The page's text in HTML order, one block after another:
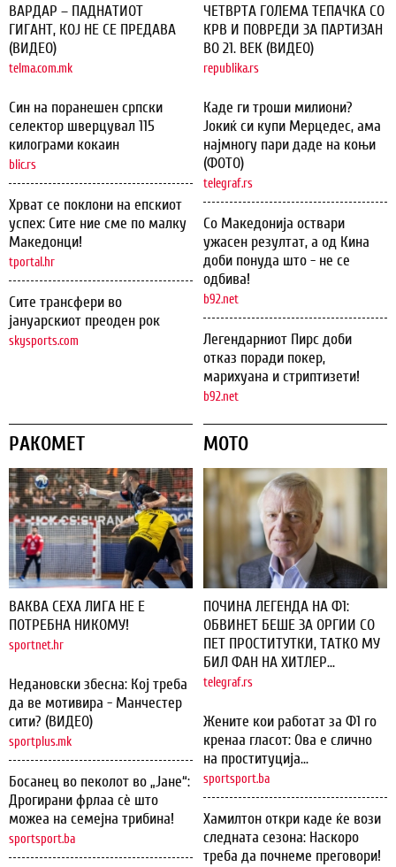
ВАРДАР – ПАДНАТИОТ
ГИГАНТ, КОЈ НЕ СЕ ПРЕДАВА
(ВИДЕО)
telma.com.mk
Син на поранешен српски
селектор шверцувал 115
килограми кокаин
blic.rs
Хрват се поклони на епскиот
успех: Сите ние сме по малку
Македонци!
tportal.hr
Сите трансфери во
јануарскиот преоден рок
skysports.com
ЧЕТВРТА ГОЛЕМА ТЕПАЧКА СО
КРВ И ПОВРЕДИ ЗА ПАРТИЗАН
ВО 21. ВЕК (ВИДЕО)
republika.rs
Каде ги троши милиони?
Јокиќ си купи Мерцедес, ама
најмногу пари даде на коњи
(ФОТО)
telegraf.rs
Со Македонија оствари
ужасен резултат, а од Кина
доби понуда што - не се
одбива!
b92.net
Легендарниот Пирс доби
отказ поради покер,
марихуана и стриптизети!
b92.net
РАКОМЕТ
ВАКВА СЕХА ЛИГА НЕ Е
ПОТРЕБНА НИКОМУ!
sportnet.hr
Недановски збесна: Кој треба
да ве мотивира - Манчестер
сити? (ВИДЕО)
sportplus.mk
Босанец во пеколот во „Јане“:
Дрогирани фрлаа сѐ што
можеа на семејна трибина!
sportsport.ba
МОТО
ПОЧИНА ЛЕГЕНДА НА Ф1:
ОБВИНЕТ БЕШЕ ЗА ОРГИИ СО
ПЕТ ПРОСТИТУТКИ, ТАТКО МУ
БИЛ ФАН НА ХИТЛЕР...
telegraf.rs
Жените кои работат за Ф1 го
кренаа гласот: Ова е слично
на проституција...
sportsport.ba
Хамилтон откри каде ќе вози
следната сезона: Наскоро
треба да почнеме преговори!